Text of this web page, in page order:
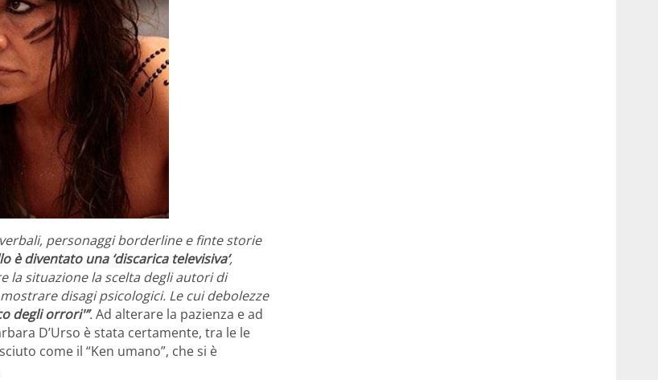
, personaggi borderline e finte storie
è diventato una ‘discarica televisiva‘,
la situazione la scelta degli autori di
disagi psicologici. Le cui debolezze
degli orrori'”.Ad alterare la pazienza e ad
D’Urso è stata certamente, tra le le
come il “Ken umano”, che si è